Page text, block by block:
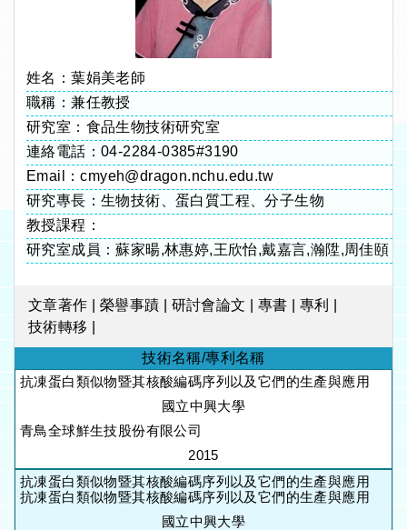
姓名：葉娟美老師
職稱：兼任教授
研究室：食品生物技術研究室
連絡電話：04-2284-0385#3190
Email：cmyeh@dragon.nchu.edu.tw
研究專長：生物技術、蛋白質工程、分子生物
教授課程：
研究室成員：蘇家暘,林惠婷,王欣怡,戴嘉言,瀚陞,周佳頤
文章著作 榮譽事蹟 研討會論文 專書 專利
技術轉移
技術名稱/專利名稱
抗凍蛋白類似物暨其核酸編碼序列以及它們的生產與應用
國立中興大學
青鳥全球鮮生技股份有限公司
2015
抗凍蛋白類似物暨其核酸編碼序列以及它們的生產與應用
抗凍蛋白類似物暨其核酸編碼序列以及它們的生產與應用
國立中興大學